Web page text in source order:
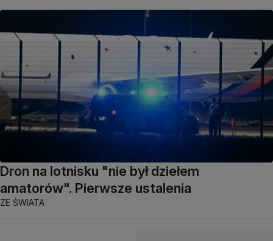
Dron na lotnisku "nie był dziełem
amatorów". Pierwsze ustalenia
ZE ŚWIATA